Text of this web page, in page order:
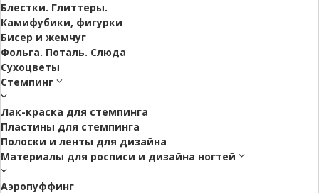
Блестки. Глиттеры.
Камифубики, фигурки
Бисер и жемчуг
Фольга. Поталь. Слюда
Сухоцветы
Стемпинг
Лак-краска для стемпинга
Пластины для стемпинга
Полоски и ленты для дизайна
Материалы для росписи и дизайна ногтей
Аэропуффинг